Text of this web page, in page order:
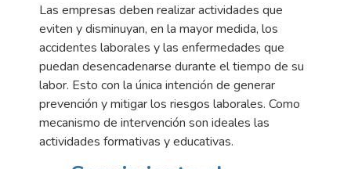
Las empresas deben realizar actividades que
eviten y disminuyan, en la mayor medida, los
accidentes laborales y las enfermedades que
puedan desencadenarse durante el tiempo de su
labor. Esto con la única intención de generar
prevención y mitigar los riesgos laborales. Como
mecanismo de intervención son ideales las
actividades formativas y educativas.